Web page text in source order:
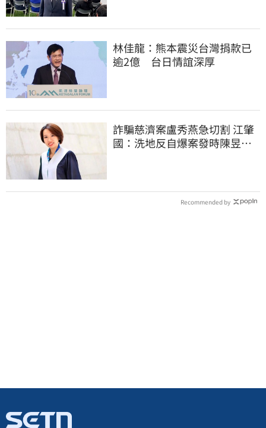
林佳龍：熊本震災台灣捐款已
逾2億 台日情誼深厚
詐騙慈濟案盧秀燕急切割 江肇
國：洗地反自爆案發時陳昱瑄
Recommended by